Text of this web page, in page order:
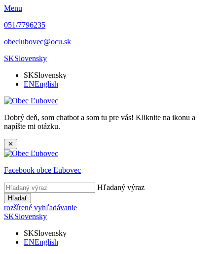
Menu
051/7796235
obeclubovec@ocu.sk
SKSlovensky
SKSlovensky
ENEnglish
Dobrý deň, som chatbot a som tu pre vás! Kliknite na ikonu a
napíšte mi otázku.
✕
Facebook obce Ľubovec
Hľadaný výraz
Hľadať
rozšírené vyhľadávanie
SKSlovensky
SKSlovensky
ENEnglish